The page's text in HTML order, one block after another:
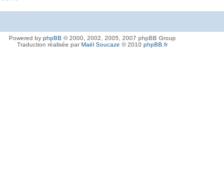
Powered by phpBB © 2000, 2002, 2005, 2007 phpBB Group
Traduction réalisée parMaël Soucaze © 2010 phpBB.fr